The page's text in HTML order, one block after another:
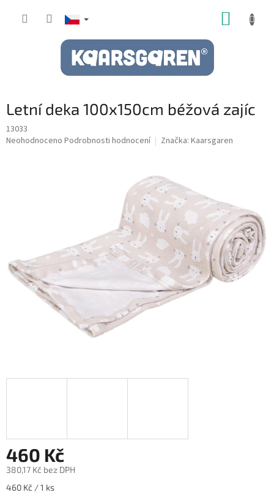
Letní deka 100x150cm béžová zajíc
13033
Průměrné
Neohodnoceno Podrobnosti hodnocení Značka: Kaarsgaren
460 Kč
380,17 Kč bez DPH
Měrná
460 Kč / 1 ks